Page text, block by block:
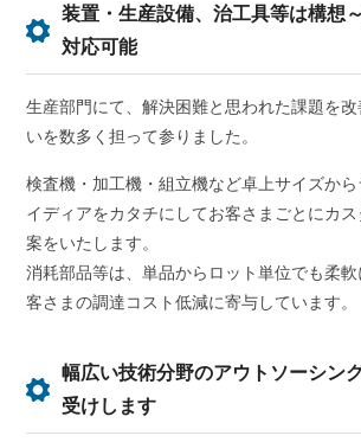
装置・生産設備、治工具等は構想
対応可能
生産部門にて、解決困難と思われた課題を
いを数多く担って参りました。
検査機・加工機・組立機など卓上サイズか
イディアをカタチにしてお客さまごとにカ
案をいたします。
消耗部品等は、単品からロット単位でも柔
客さまの調達コスト低減に寄与しています。
幅広い技術分野のアウトソーシン
受けします